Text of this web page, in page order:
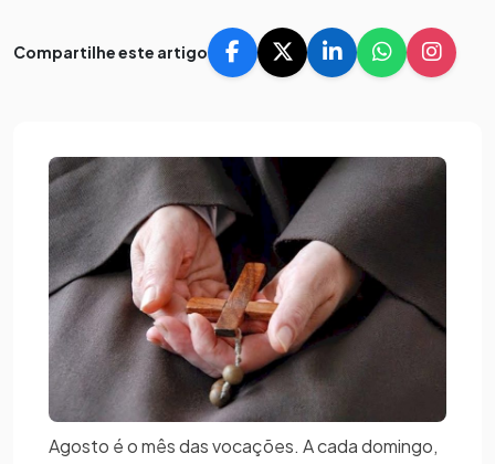
Compartilhe este artigo
Agosto é o mês das vocações. A cada domingo,